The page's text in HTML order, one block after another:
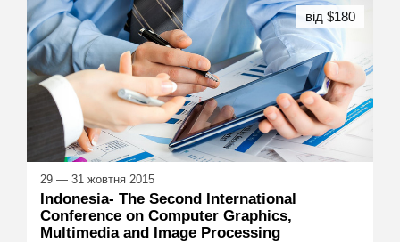
29 — 31 жовтня 2015
Indonesia- The Second International
Conference on Computer Graphics,
Multimedia and Image Processing
від $180